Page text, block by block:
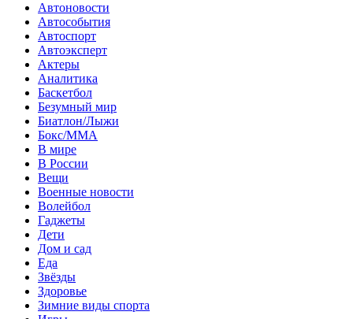
Автоновости
Автособытия
Автоспорт
Автоэксперт
Актеры
Аналитика
Баскетбол
Безумный мир
Биатлон/Лыжи
Бокс/MMA
В мире
В России
Вещи
Военные новости
Волейбол
Гаджеты
Дети
Дом и сад
Еда
Звёзды
Здоровье
Зимние виды спорта